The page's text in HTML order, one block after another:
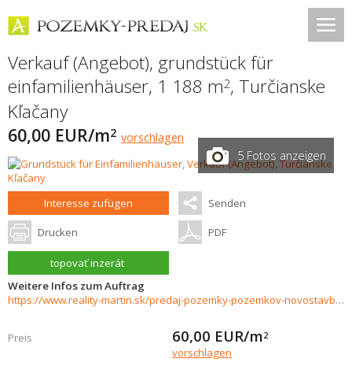
Verkauf (Angebot), grundstück für
einfamilienhäuser, 1 188 m2, Turčianske
Kľačany
60,00 EUR/m2 vorschlagen
5 Fotos anzeigen
Interesse zufügen Senden
Drucken PDF
topovať inzerát
Weitere Infos zum Auftrag
https://www.reality-martin.sk/predaj-pozemky-pozemkov-novostavby/Pozemok-na-predaj-Turcianske-Klacany-32862/?utm_source=areality&utm_medium=xml&utm_term=32862&utm_content=chalupa&utm_campaign=portaly
Preis 60,00 EUR/m2
vorschlagen